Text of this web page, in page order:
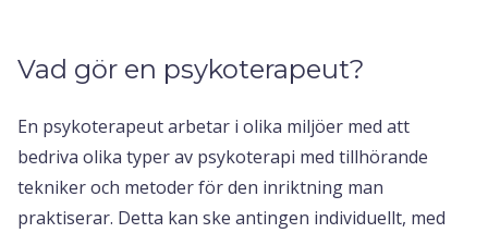
Vad gör en psykoterapeut?
En psykoterapeut arbetar i olika miljöer med att
bedriva olika typer av psykoterapi med tillhörande
tekniker och metoder för den inriktning man
praktiserar. Detta kan ske antingen individuellt, med